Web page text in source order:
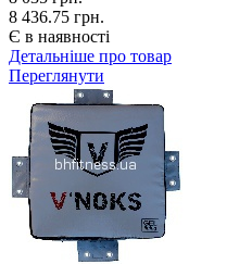
8 436.75 грн.
Є в наявності
Детальніше про товар
Переглянути